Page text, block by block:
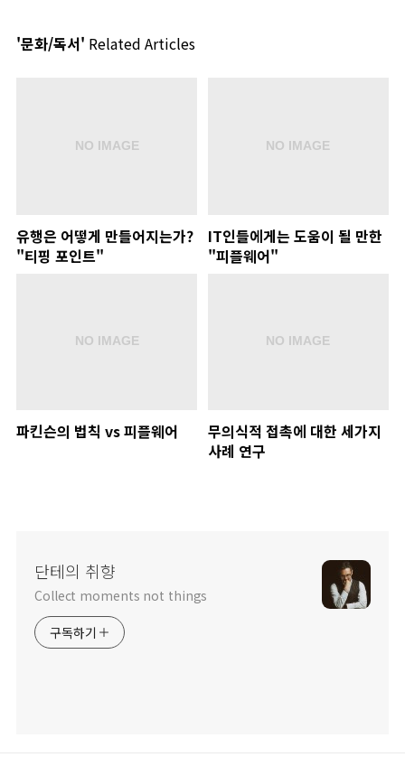
'문화/독서' Related Articles
유행은 어떻게 만들어지는가?
"티핑 포인트"
IT인들에게는 도움이 될 만한
"피플웨어"
파킨슨의 법칙 vs 피플웨어
무의식적 접촉에 대한 세가지
사례 연구
단테의 취향
Collect moments not things
구독하기